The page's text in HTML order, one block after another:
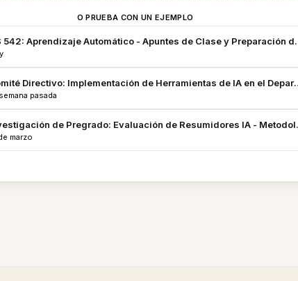
O PRUEBA CON UN EJEMPLO
542: Aprendizaje Automático - Apuntes de Clase y Preparación de
Directivo: Implementación de Herramientas de IA en el
pasada
de Pregrado: Evaluación de Resumidores IA -
marzo